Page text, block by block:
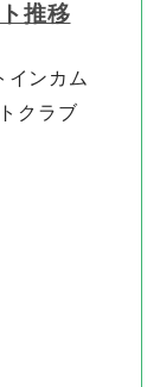
推移
インカム
クラブ